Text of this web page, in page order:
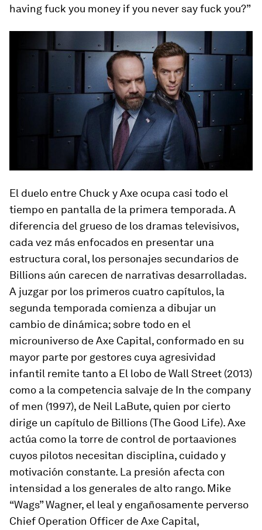
having fuck you money if you never say fuck you?”
El duelo entre Chuck y Axe ocupa casi todo el
tiempo en pantalla de la primera temporada. A
diferencia del grueso de los dramas televisivos,
cada vez más enfocados en presentar una
estructura coral, los personajes secundarios de
Billions aún carecen de narrativas desarrolladas.
A juzgar por los primeros cuatro capítulos, la
segunda temporada comienza a dibujar un
cambio de dinámica; sobre todo en el
microuniverso de Axe Capital, conformado en su
mayor parte por gestores cuya agresividad
infantil remite tanto a El lobo de Wall Street (2013)
como a la competencia salvaje de In the company
of men (1997), de Neil LaBute, quien por cierto
dirige un capítulo de Billions (The Good Life). Axe
actúa como la torre de control de portaaviones
cuyos pilotos necesitan disciplina, cuidado y
motivación constante. La presión afecta con
intensidad a los generales de alto rango. Mike
“Wags” Wagner, el leal y engañosamente perverso
Chief Operation Officer de Axe Capital,